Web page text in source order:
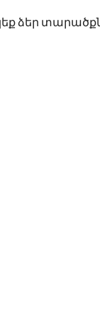
ձեր տարածքն